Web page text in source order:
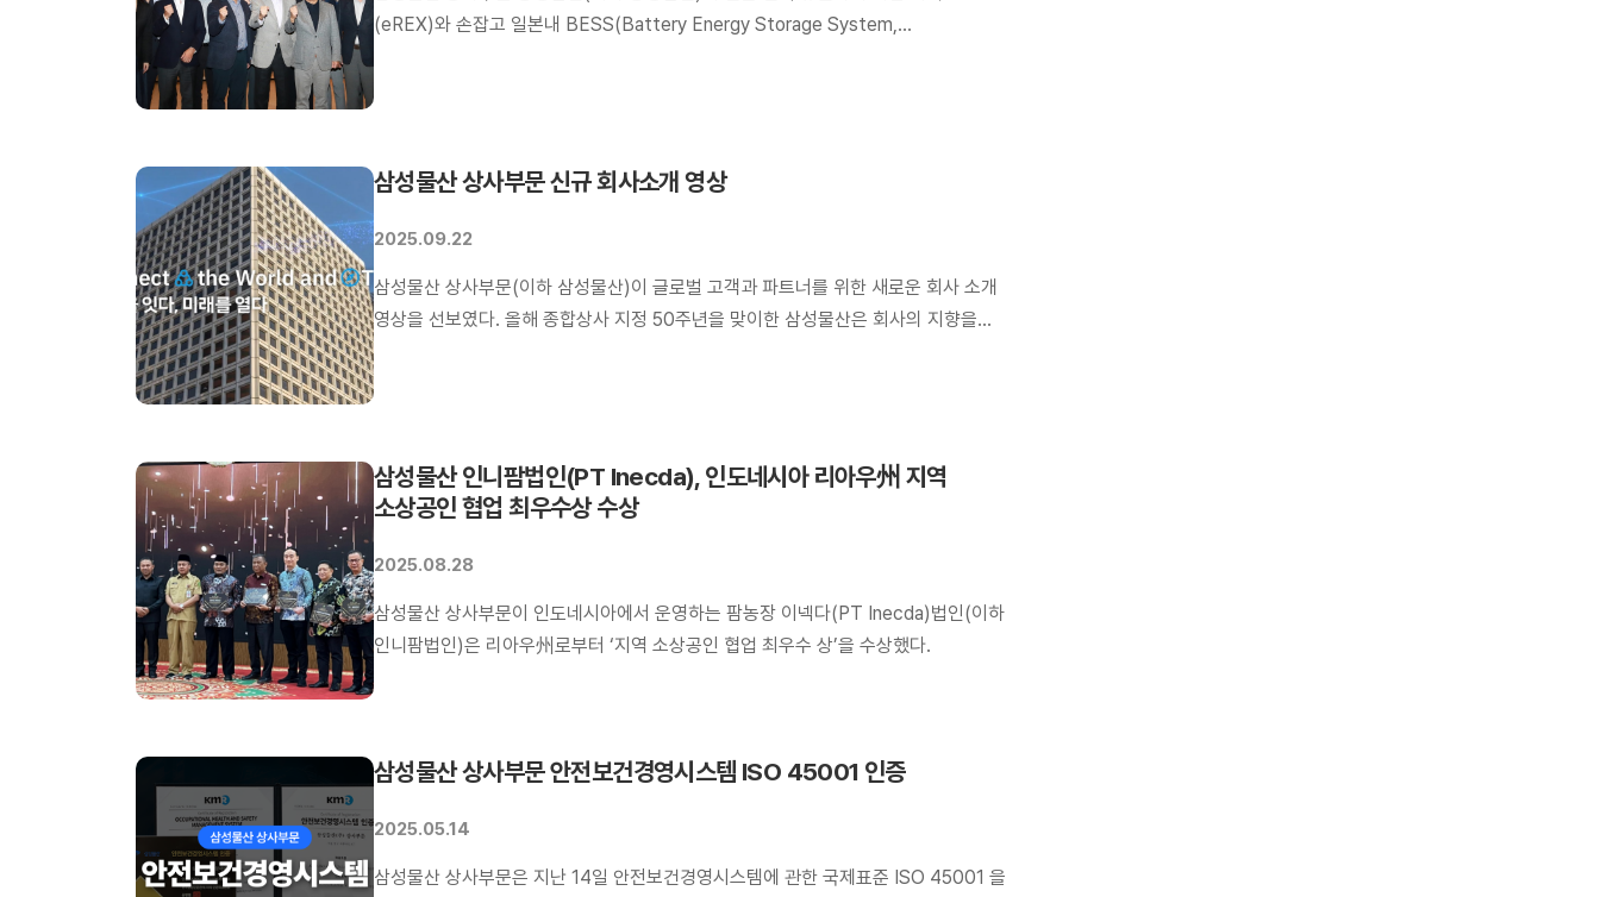
(eREX)와 손잡고 일본내 BESS(Battery Energy Storage System,
삼성물산 상사부문 신규 회사소개 영상
2025.09.22
삼성물산 상사부문(이하 삼성물산)이 글로벌 고객과 파트너를 위한 새로운 회사 소개
영상을 선보였다. 올해 종합상사 지정 50주년을 맞이한 삼성물산은 회사의 지향을
삼성물산 인니팜법인(PT Inecda), 인도네시아 리아우州 지역
소상공인 협업 최우수상 수상
2025.08.28
삼성물산 상사부문이 인도네시아에서 운영하는 팜농장 이넥다(PT Inecda)법인(이하
인니팜법인)은 리아우州로부터 ‘지역 소상공인 협업 최우수 상’을 수상했다.
삼성물산 상사부문 안전보건경영시스템 ISO 45001 인증
2025.05.14
삼성물산 상사부문은 지난 14일 안전보건경영시스템에 관한 국제표준 ISO 45001 을